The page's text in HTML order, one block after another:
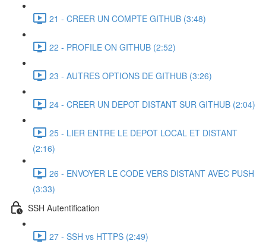
21 - CREER UN COMPTE GITHUB (3:48)
22 - PROFILE ON GITHUB (2:52)
23 - AUTRES OPTIONS DE GITHUB (3:26)
24 - CREER UN DEPOT DISTANT SUR GITHUB (2:04)
25 - LIER ENTRE LE DEPOT LOCAL ET DISTANT
(2:16)
26 - ENVOYER LE CODE VERS DISTANT AVEC PUSH
(3:33)
SSH Autentification
27 - SSH vs HTTPS (2:49)